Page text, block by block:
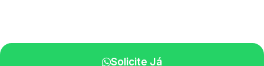
Solicite Já